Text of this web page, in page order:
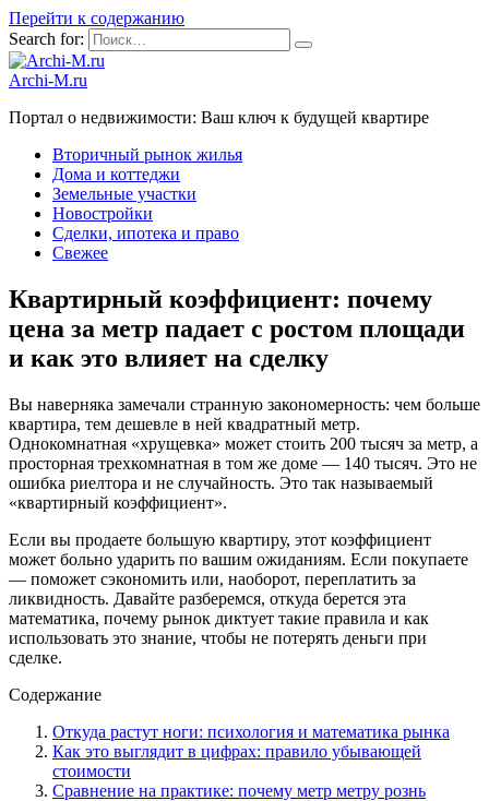
Перейти к содержанию
Search for:
Archi-M.ru
Портал о недвижимости: Ваш ключ к будущей квартире
Вторичный рынок жилья
Дома и коттеджи
Земельные участки
Новостройки
Сделки, ипотека и право
Свежее
Квартирный коэффициент: почему
цена за метр падает с ростом площади
и как это влияет на сделку
Вы наверняка замечали странную закономерность: чем больше
квартира, тем дешевле в ней квадратный метр.
Однокомнатная «хрущевка» может стоить 200 тысяч за метр, а
просторная трехкомнатная в том же доме — 140 тысяч. Это не
ошибка риелтора и не случайность. Это так называемый
«квартирный коэффициент».
Если вы продаете большую квартиру, этот коэффициент
может больно ударить по вашим ожиданиям. Если покупаете
— поможет сэкономить или, наоборот, переплатить за
ликвидность. Давайте разберемся, откуда берется эта
математика, почему рынок диктует такие правила и как
использовать это знание, чтобы не потерять деньги при
сделке.
Содержание
Откуда растут ноги: психология и математика рынка
Как это выглядит в цифрах: правило убывающей
стоимости
Сравнение на практике: почему метр метру рознь